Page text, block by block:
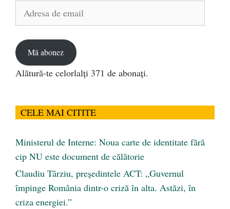
Mă abonez
Alătură-te celorlalți 371 de abonați.
CELE MAI CITITE
Ministerul de Interne: Noua carte de identitate fără
cip NU este document de călătorie
Claudiu Târziu, președintele ACT: „Guvernul
împinge România dintr-o criză în alta. Astăzi, în
criza energiei.”